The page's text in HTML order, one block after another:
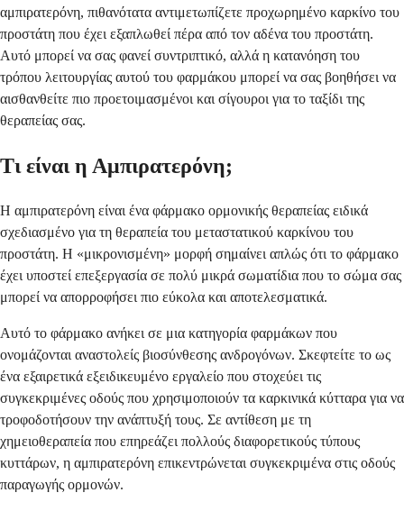
αμπιρατερόνη, πιθανότατα αντιμετωπίζετε προχωρημένο καρκίνο του
προστάτη που έχει εξαπλωθεί πέρα από τον αδένα του προστάτη.
Αυτό μπορεί να σας φανεί συντριπτικό, αλλά η κατανόηση του
τρόπου λειτουργίας αυτού του φαρμάκου μπορεί να σας βοηθήσει να
αισθανθείτε πιο προετοιμασμένοι και σίγουροι για το ταξίδι της
θεραπείας σας.
Τι είναι η Αμπιρατερόνη;
Η αμπιρατερόνη είναι ένα φάρμακο ορμονικής θεραπείας ειδικά
σχεδιασμένο για τη θεραπεία του μεταστατικού καρκίνου του
προστάτη. Η «μικρονισμένη» μορφή σημαίνει απλώς ότι το φάρμακο
έχει υποστεί επεξεργασία σε πολύ μικρά σωματίδια που το σώμα σας
μπορεί να απορροφήσει πιο εύκολα και αποτελεσματικά.
Αυτό το φάρμακο ανήκει σε μια κατηγορία φαρμάκων που
ονομάζονται αναστολείς βιοσύνθεσης ανδρογόνων. Σκεφτείτε το ως
ένα εξαιρετικά εξειδικευμένο εργαλείο που στοχεύει τις
συγκεκριμένες οδούς που χρησιμοποιούν τα καρκινικά κύτταρα για να
τροφοδοτήσουν την ανάπτυξή τους. Σε αντίθεση με τη
χημειοθεραπεία που επηρεάζει πολλούς διαφορετικούς τύπους
κυττάρων, η αμπιρατερόνη επικεντρώνεται συγκεκριμένα στις οδούς
παραγωγής ορμονών.